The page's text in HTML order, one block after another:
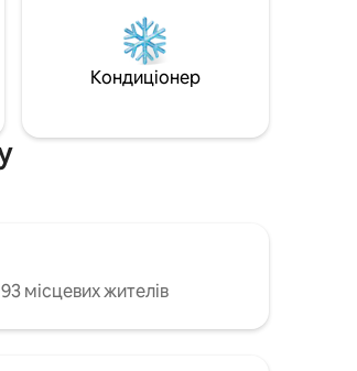
Будинок пропонує
базу для вашого гірського
для екскурсій і піших прогулянок,
на гірських велосипедах або
Кондиціонер
місцевих жителів